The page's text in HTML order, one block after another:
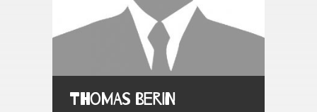
Thomas BERIN